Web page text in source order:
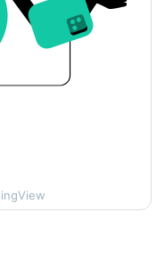
/ $1.0011368
$0.99974191
/ $1.0011368